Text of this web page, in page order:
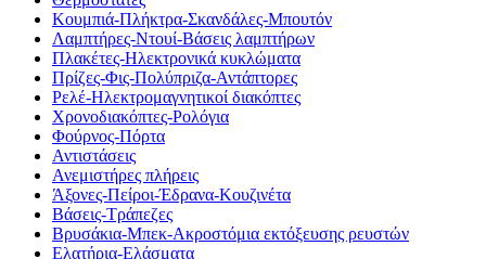
Κουμπιά-Πλήκτρα-Σκανδάλες-Μπουτόν
Λαμπτήρες-Ντουί-Βάσεις λαμπτήρων
Πλακέτες-Ηλεκτρονικά κυκλώματα
Πρίζες-Φις-Πολύπριζα-Αντάπτορες
Ρελέ-Ηλεκτρομαγνητικοί διακόπτες
Χρονοδιακόπτες-Ρολόγια
Φούρνος-Πόρτα
Αντιστάσεις
Ανεμιστήρες πλήρεις
Άξονες-Πείροι-Έδρανα-Κουζινέτα
Βάσεις-Τράπεζες
Βρυσάκια-Μπεκ-Ακροστόμια εκτόξευσης ρευστών
Ελατήρια-Ελάσματα